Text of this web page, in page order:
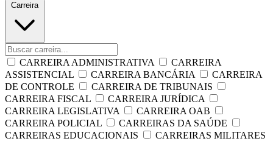
Carreira
CARREIRA ADMINISTRATIVA
CARREIRA
ASSISTENCIAL
CARREIRA BANCÁRIA
CARREIRA
DE CONTROLE
CARREIRA DE TRIBUNAIS
CARREIRA FISCAL
CARREIRA JURÍDICA
CARREIRA LEGISLATIVA
CARREIRA OAB
CARREIRA POLICIAL
CARREIRAS DA SAÚDE
CARREIRAS EDUCACIONAIS
CARREIRAS MILITARES